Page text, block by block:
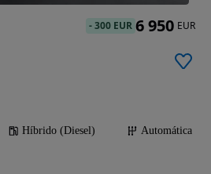
Híbrido (Diesel)
Automática
-300 EUR 6 950 EUR